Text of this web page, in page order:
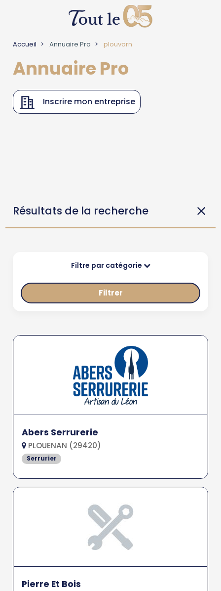
Accueil Annuaire Pro plouvorn
Annuaire Pro
Inscrire mon entreprise
Résultats de la recherche
Filtre par catégorie
Filtrer
Abers Serrurerie
PLOUENAN (29420)
Serrurier
Pierre Et Bois